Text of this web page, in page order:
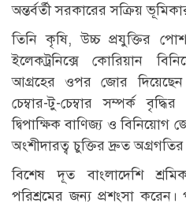
অন্তর্বর্তী সরকারের সক্রিয়
তিনি কৃষি, উচ্চ প্রযুক্তির
ইলেকট্রনিক্সে কোরিয়ান
আগ্রহের ওপর জোর
চেম্বার-টু-চেম্বার সম্পর্ক
দ্বিপাক্ষিক বাণিজ্য ও
অংশীদারত্ব চুক্তির দ্রুত
বিশেষ দূত বাংলাদেশি
পরিশ্রমের জন্য প্রশংসা করেন।